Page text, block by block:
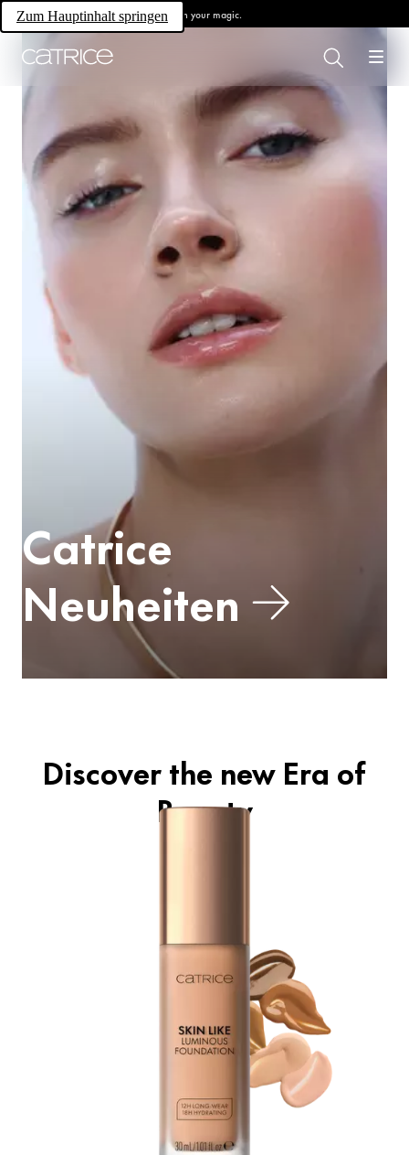
Zum Hauptinhalt springen Own your magic.
Catrice
Neuheiten
Discover the new Era of
Beauty